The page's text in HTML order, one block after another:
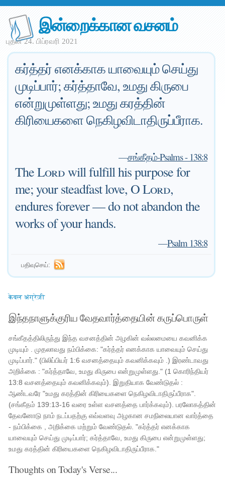
இன்றைக்கான வசனம்
புதன் 24. பிப்ரவரி 2021
கர்த்தர் எனக்காக யாவையும் செய்து
முடிப்பார்; கர்த்தாவே, உமது கிருபை
என்றுமுள்ளது; உமது கரத்தின்
கிரியைகளை நெகிழவிடாதிருப்பீராக.
—சங்கீதம்-Psalms - 138:8
TheLordwill fulfill his purpose for
me; your steadfast love, OLord,
endures forever — do not abandon the
works of your hands.
—Psalm 138:8
பதிவுசெய்:
केवल अंग्रेज़ी
இந்தநாளுக்குரிய வேதவார்த்தையின் கருப்பொருள்
சங்கீதத்திலிருந்து இந்த வசனத்தின் அழகின் வல்லமையை கவனிக்க
முடியும் . முதலாவது நம்பிக்கை: "கர்த்தர் எனக்காக யாவையும் செய்து
முடிப்பார்." (பிலிப்பியர் 1:6 வசனத்தையும் கவனிக்கவும் .) இரண்டாவது
அறிக்கை : "கர்த்தாவே, உமது கிருபை என்றுமுள்ளது." (1 கொரிந்தியர்
13:8 வசனத்தையும் கவனிக்கவும்). இறுதியாக வேண்டுதல் :
ஆண்டவரே "உமது கரத்தின் கிரியைகளை நெகிழவிடாதிருப்பீராக".
(சங்கீதம் 139:13-16 வரை உள்ள வசனத்தை பார்க்கவும்). பரலோகத்தின்
தேவனோடு நாம் நடப்பதற்கு எவ்வளவு அழகான சமநிலையான வார்த்தை
- நம்பிக்கை , அறிக்கை மற்றும் வேண்டுதல். "கர்த்தர் எனக்காக
யாவையும் செய்து முடிப்பார்; கர்த்தாவே, உமது கிருபை என்றுமுள்ளது;
உமது கரத்தின் கிரியைகளை நெகிழவிடாதிருப்பீராக."
Thoughts on Today's Verse...